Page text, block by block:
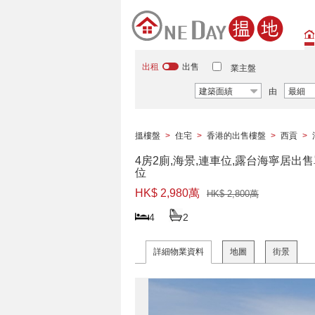
出租 出售 業主盤
建築面績 由 最細
搵樓盤 > 住宅 > 香港的出售樓盤 > 西貢 >
4房2廁,海景,連車位,露台海寧居出
位
HK$ 2,980萬
HK$ 2,800萬
4 2
詳細物業資料 地圖 街景